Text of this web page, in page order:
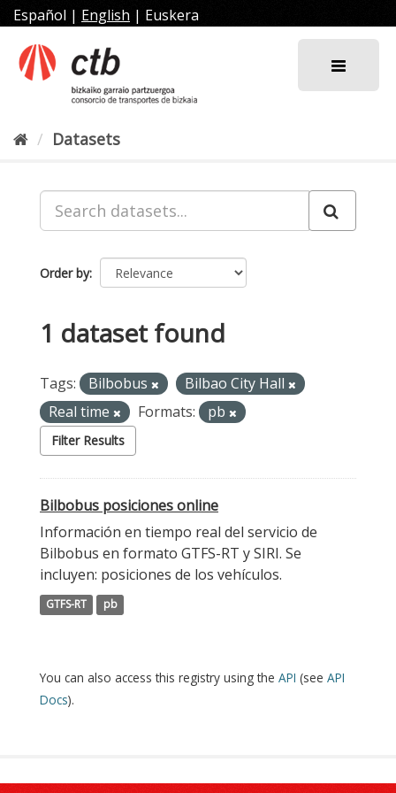
Skip
to
content
Español | English | Euskera
Datasets
Order by
1 dataset found
Tags: Bilbobus
Bilbao City Hall
Real time
Formats: pb
Filter Results
Bilbobus posiciones online
Información en tiempo real del servicio de
Bilbobus en formato GTFS-RT y SIRI. Se
incluyen: posiciones de los vehículos.
GTFS-RT pb
You can also access this registry using the API (see API
Docs).